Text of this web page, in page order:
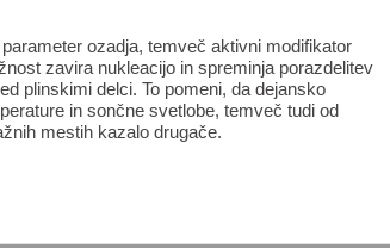
ozadja, temveč aktivni modifikator
zavira nukleacijo in spreminja porazdelitev
plinskimi delci. To pomeni, da dejansko
in sončne svetlobe, temveč tudi od
mestih kazalo drugače.